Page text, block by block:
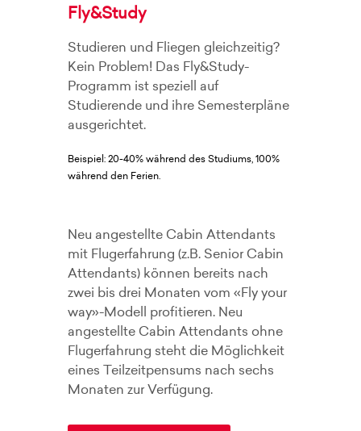
Fly&Study
Studieren und Fliegen gleichzeitig?
Kein Problem! Das Fly&Study-
Programm ist speziell auf
Studierende und ihre Semesterpläne
ausgerichtet.
Beispiel: 20-40% während des Studiums, 100%
während den Ferien.
Neu angestellte Cabin Attendants
mit Flugerfahrung (z.B. Senior Cabin
Attendants) können bereits nach
zwei bis drei Monaten vom «Fly your
way»-Modell profitieren. Neu
angestellte Cabin Attendants ohne
Flugerfahrung steht die Möglichkeit
eines Teilzeitpensums nach sechs
Monaten zur Verfügung.